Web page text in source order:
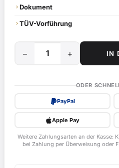
Dokument
TÜV-Vorführung
Tieferlegungssatz
GN77B;
− + IN
ODER
PayPal
Apple Pay
Weitere Zahlungsarten an der Kasse:
bei Zahlung per Überweisung oder